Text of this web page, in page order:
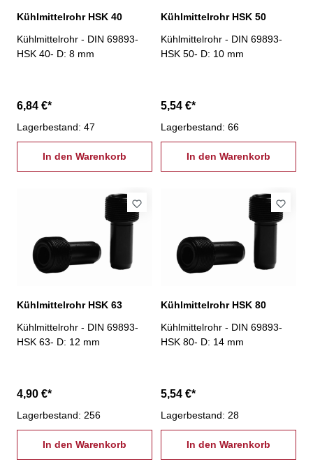
Kühlmittelrohr HSK 40
Kühlmittelrohr - DIN 69893-
HSK 40- D: 8 mm
6,84 €*
Lagerbestand: 47
In den Warenkorb
Kühlmittelrohr HSK 50
Kühlmittelrohr - DIN 69893-
HSK 50- D: 10 mm
5,54 €*
Lagerbestand: 66
In den Warenkorb
Kühlmittelrohr HSK 63
Kühlmittelrohr - DIN 69893-
HSK 63- D: 12 mm
4,90 €*
Lagerbestand: 256
In den Warenkorb
Kühlmittelrohr HSK 80
Kühlmittelrohr - DIN 69893-
HSK 80- D: 14 mm
5,54 €*
Lagerbestand: 28
In den Warenkorb